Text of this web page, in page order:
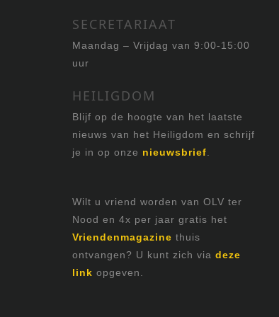
SECRETARIAAT
Maandag – Vrijdag van 9:00-15:00
uur
HEILIGDOM
Blijf op de hoogte van het laatste
nieuws van het Heiligdom en schrijf
je in op onze nieuwsbrief
Wilt u vriend worden van OLV ter
Nood en 4x per jaar gratis het
Vriendenmagazine thuis
ontvangen? U kunt zich via deze
link opgeven.